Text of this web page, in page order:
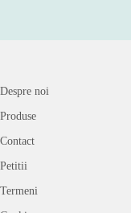
Despre noi
Produse
Contact
Petitii
Termeni